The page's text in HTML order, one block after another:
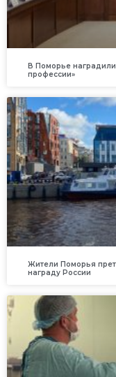
В Поморье
профессии»
Жители Поморья
награду России